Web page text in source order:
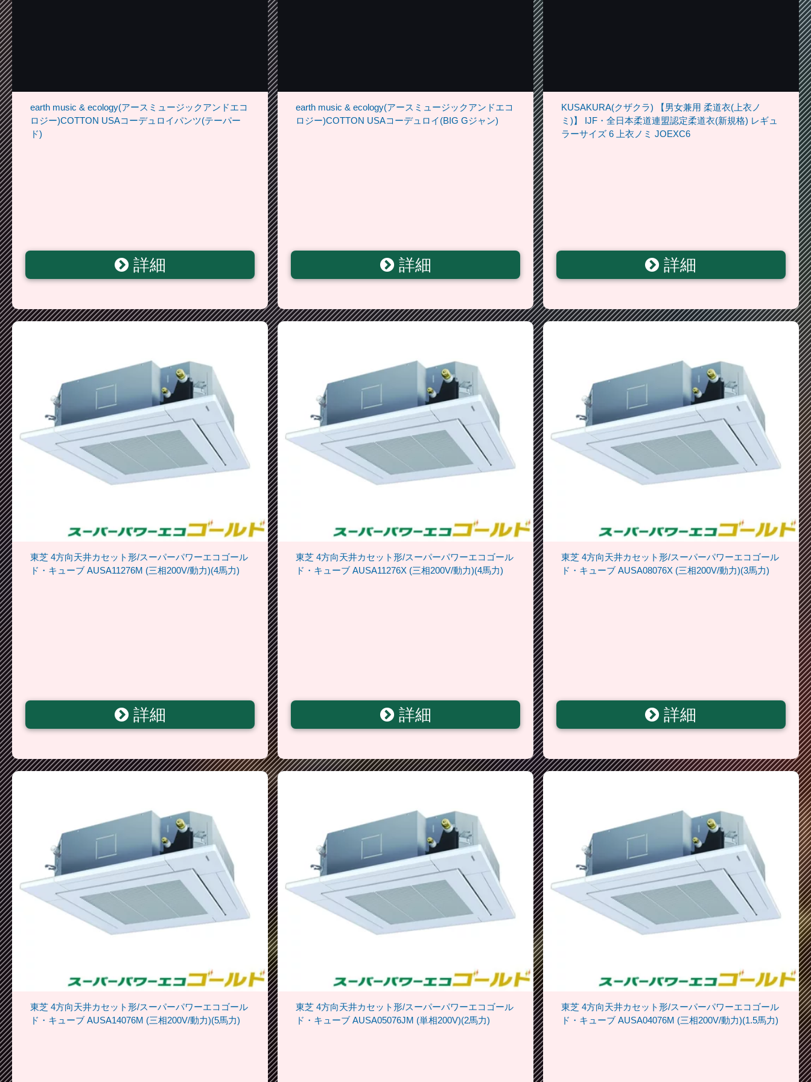
earth music & ecology(アースミュージックアンドエコ
ロジー)COTTON USAコーデュロイパンツ(テーパー
ド)
詳細
earth music & ecology(アースミュージックアンドエコ
ロジー)COTTON USAコーデュロイ(BIG Gジャン)
詳細
KUSAKURA(クザクラ) 【男女兼用 柔道衣(上衣ノ
ミ)】 IJF・全日本柔道連盟認定柔道衣(新規格) レギュ
ラーサイズ 6 上衣ノミ JOEXC6
詳細
東芝 4方向天井カセット形/スーパーパワーエコゴール
ド・キューブ AUSA11276M (三相200V/動力)(4馬力)
詳細
東芝 4方向天井カセット形/スーパーパワーエコゴール
ド・キューブ AUSA11276X (三相200V/動力)(4馬力)
詳細
東芝 4方向天井カセット形/スーパーパワーエコゴール
ド・キューブ AUSA08076X (三相200V/動力)(3馬力)
詳細
東芝 4方向天井カセット形/スーパーパワーエコゴール
ド・キューブ AUSA14076M (三相200V/動力)(5馬力)
東芝 4方向天井カセット形/スーパーパワーエコゴール
ド・キューブ AUSA05076JM (単相200V)(2馬力)
東芝 4方向天井カセット形/スーパーパワーエコゴール
ド・キューブ AUSA04076M (三相200V/動力)(1.5馬力)